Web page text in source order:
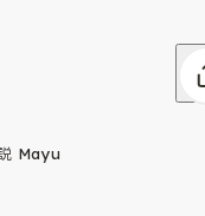
Mayu